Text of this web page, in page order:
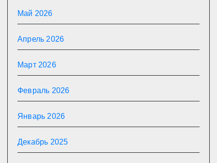
Май 2026
Апрель 2026
Март 2026
Февраль 2026
Январь 2026
Декабрь 2025